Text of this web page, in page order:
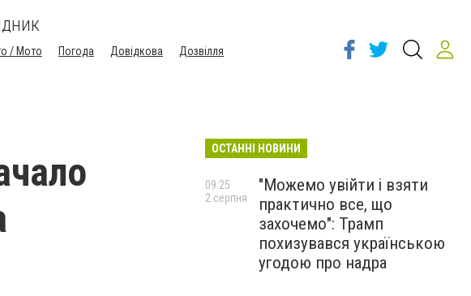
/ Мото Погода Довідкова
Дозвілля
ОСТАННІ НОВИНИ
"Можемо увійти і взяти
практично все, що
захочемо": Трамп
похизувався українською
угодою про надра
09:25
2 серпня